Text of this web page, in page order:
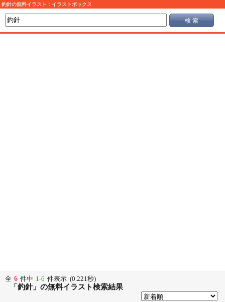
釣針の無料イラスト：イラストボックス
検 索
全 6 件中 1-6 件表示 (0.221秒)
「釣針」の無料イラスト検索結果